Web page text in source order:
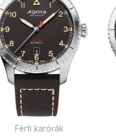
Férfi karórák